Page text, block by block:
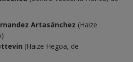
Artasánchez (Haize
(Haize Hegoa, de